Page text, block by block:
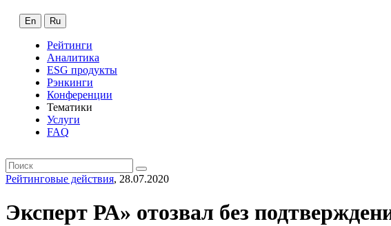
En Ru
Рейтинги
Аналитика
ESG продукты
Рэнкинги
Конференции
Тематики
Услуги
FAQ
Рейтинговые действия, 28.07.2020
Эксперт РА» отозвал без